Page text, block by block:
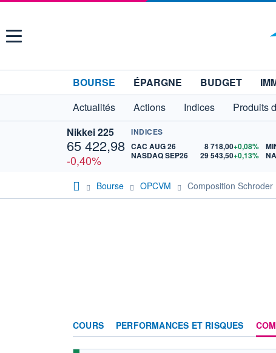
Menu
BOURSE ÉPARGNE BUDGET
Actualités
Actions Indices Produits
Nikkei 225
65 422,98
-0,40%
INDICES
CAC AUG 26
8 718,00+0,08%
NASDAQ SEP26
29 543,50+0,13%
Bourse OPCVM Composition Schroder
COURS PERFORMANCES ET RISQUES